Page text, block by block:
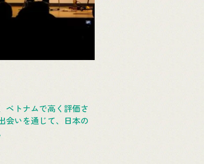
ベトナムで高く評価さ
会いを通じて、日本の